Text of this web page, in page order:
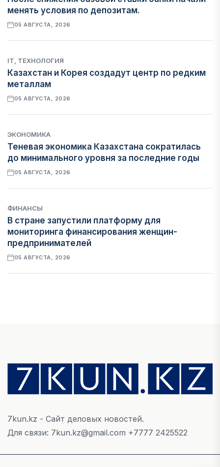
менять условия по депозитам.
05 АВГУСТА, 2026
IT, ТЕХНОЛОГИЯ
Казахстан и Корея создадут центр по редким
металлам
05 АВГУСТА, 2026
ЭКОНОМИКА
Теневая экономика Казахстана сократилась
до минимального уровня за последние годы
05 АВГУСТА, 2026
ФИНАНСЫ
В стране запустили платформу для
мониторинга финансирования женщин-
предпринимателей
05 АВГУСТА, 2026
НОВОСТИ
В Алатау создадут экосистему по
производству экологичного авиационного
05 АВГУСТА, 2026
7kun.kz - Сайт деловых новостей.
Для связи: 7kun.kz@gmail.com +7777 2425522